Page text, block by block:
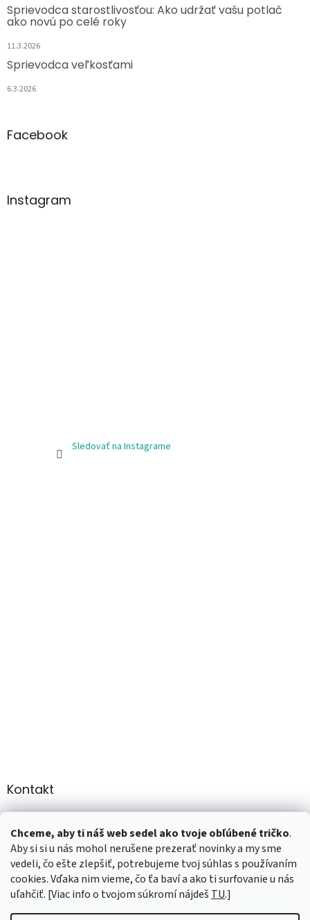
Chceme, aby ti náš web sedel ako tvoje obľúbené tričko.
Aby si si u nás mohol nerušene prezerať novinky a my sme
vedeli, čo ešte zlepšiť, potrebujeme tvoj súhlas s používaním
cookies. Vďaka nim vieme, čo ťa baví a ako ti surfovanie u nás
uľahčiť. [Viac info o tvojom súkromí nájdeš TU.]
Sprievodca starostlivosťou: Ako udržať vašu potlač
ako novú po celé roky
11.3.2026
Sprievodca veľkosťami
6.3.2026
Facebook
Instagram
Sledovať na Instagrame
Kontakt
+421 907947783